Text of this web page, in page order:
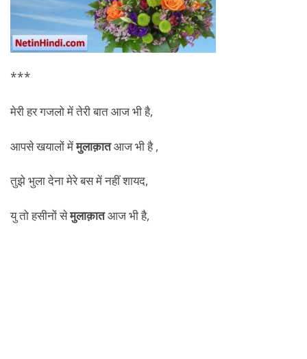
***
मेरी हर गजलो में तेरी बात आज भी है,
आपसे खयालों मेंमुलाक़ातआज भी है ,
तुझे भुला देना मेरे बस में नहीं शायद,
यु तो हसीनों सेमुलाक़ातआज भी है,